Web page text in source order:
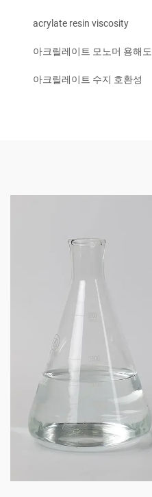
acrylate resin viscosity
아크릴레이트 모노머 용해도
아크릴레이트 수지 호환성